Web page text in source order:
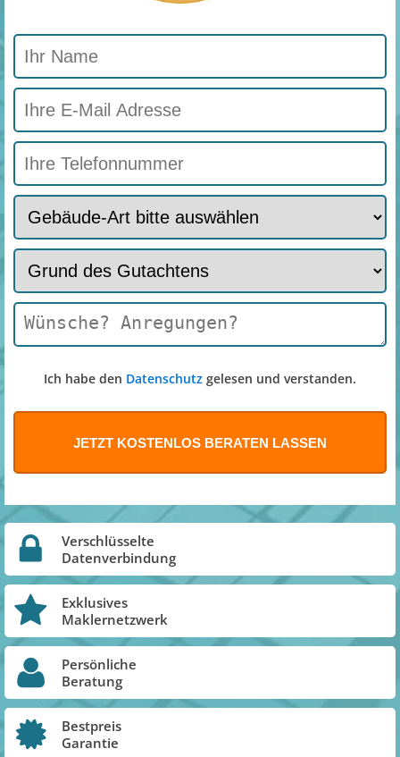
Ich habe den Datenschutz gelesen und verstanden.
Verschlüsselte
Datenverbindung
Exklusives
Maklernetzwerk
Persönliche
Beratung
Bestpreis
Garantie